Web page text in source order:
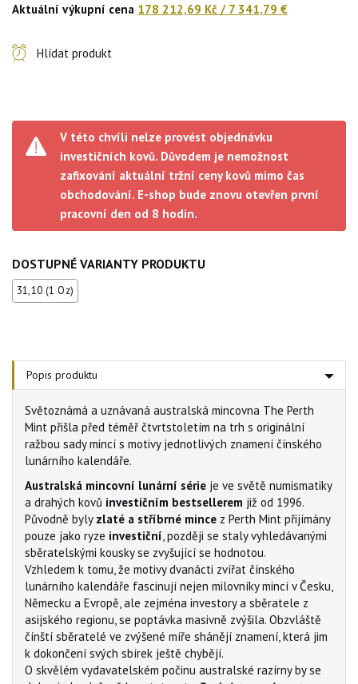
Aktuální výkupní cena 178 212,69 Kč / 7 341,79 €
Hlídat produkt
V této chvíli nelze provést objednávku
investičních kovů. Důvodem je nemožnost
zafixování aktuální tržní ceny kovů mimo čas
obchodování. E-shop bude znovu otevřen první
pracovní den od 8 hodin.
DOSTUPNÉ VARIANTY PRODUKTU
31,10 (1 Oz)
Popis produktu
Světoznámá a uznávaná australská mincovna The Perth
Mint přišla před téměř čtvrtstoletím na trh s originální
ražbou sady mincí s motivy jednotlivých znamení čínského
lunárního kalendáře.
Australská mincovní lunární série je ve světě numismatiky
a drahých kovů investičním bestsellerem již od 1996.
Původně byly zlaté a stříbrné mince z Perth Mint přijímány
pouze jako ryze investiční, později se staly vyhledávanými
sběratelskými kousky se zvyšující se hodnotou.
Vzhledem k tomu, že motivy dvanácti zvířat čínského
lunárního kalendáře fascinují nejen milovníky mincí v Česku,
Německu a Evropě, ale zejména investory a sběratele z
asijského regionu, se poptávka masivně zvýšila. Obzvláště
čínští sběratelé ve zvýšené míře shánějí znamení, která jim
k dokončení svých sbírek ještě chybějí.
O skvělém vydavatelském počinu australské razírny by se